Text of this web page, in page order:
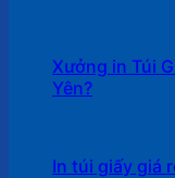
Xưởng in Túi
Yên?
In túi giấy giá